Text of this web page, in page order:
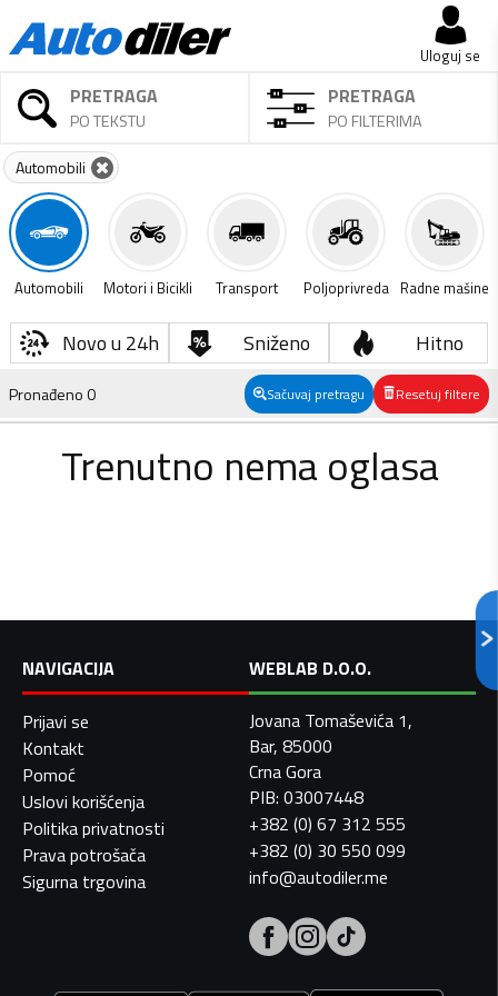
Uloguj se
PRETRAGA
PO TEKSTU
PRETRAGA
PO FILTERIMA
Automobili
Automobili Motori i Bicikli Transport Poljoprivreda Radne mašine
Novo u 24h Sniženo Hitno
Pronađeno0 Sačuvaj pretragu Resetuj filtere
Trenutno nema oglasa
NAVIGACIJA
Prijavi se
Kontakt
Pomoć
Uslovi korišćenja
Politika privatnosti
Prava potrošača
Sigurna trgovina
WEBLAB D.O.O.
Jovana Tomaševića 1,
Bar, 85000
Crna Gora
PIB: 03007448
+382 (0) 67 312 555
+382 (0) 30 550 099
info@autodiler.me